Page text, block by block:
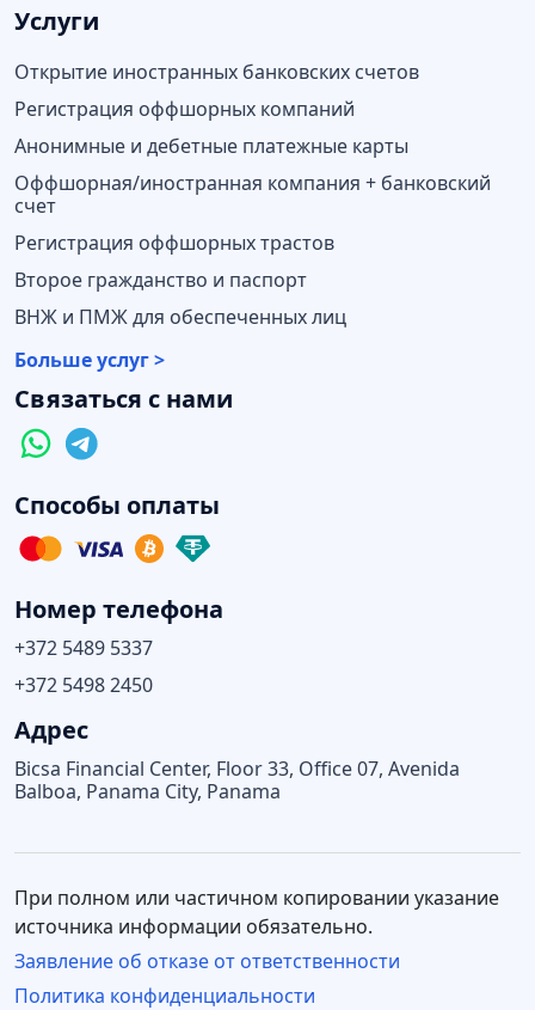
Услуги
Открытие иностранных банковских счетов
Регистрация оффшорных компаний
Анонимные и дебетные платежные карты
Оффшорная/иностранная компания + банковский
счет
Регистрация оффшорных трастов
Второе гражданство и паспорт
ВНЖ и ПМЖ для обеспеченных лиц
Больше услуг >
Связаться с нами
Способы оплаты
Номер телефона
+372 5489 5337
+372 5498 2450
Адрес
Bicsa Financial Center, Floor 33, Office 07, Avenida
Balboa, Panama City, Panama
Политика конфиденциальности
При полном или частичном копировании указание
источника информации обязательно.
Заявление об отказе от ответственности